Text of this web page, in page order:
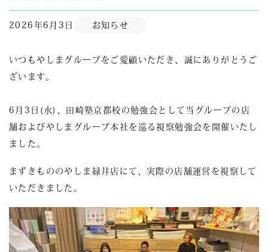
2026年6月3日 お知らせ
いつもやしまグループをご愛顧いただき、誠にありがとうご
ざいます。
6月3日(水)、田崎塾京都校の勉強会として当グループの店
舗およびやしまグループ本社を巡る視察勉強会を開催いたし
ました。
まずきもののやしま緑井店にて、実際の店舗運営を視察して
いただきました。